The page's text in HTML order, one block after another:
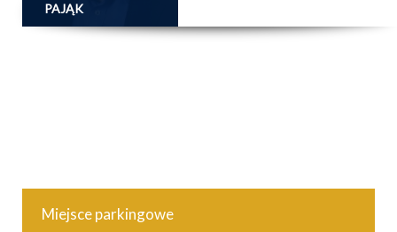
PAJĄK
Miejsce parkingowe